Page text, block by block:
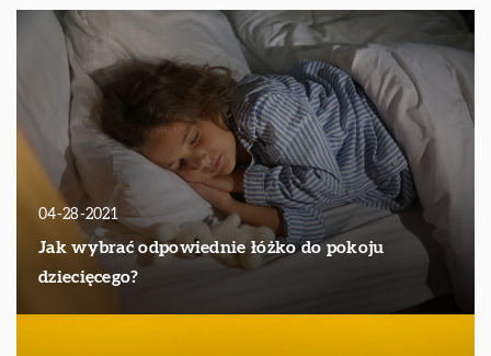
04-28-2021
Jak wybrać odpowiednie łóżko do pokoju
dziecięcego?